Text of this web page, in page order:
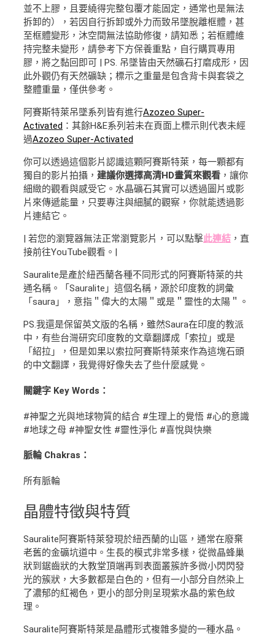
並不上膠，且要繞得完整包覆才能固定，通常也是無法
拆卸的），若因自行拆卸或外力而致吊墜脫離框體，甚
至框體變形，沐空間無法協助修復，請知悉；若框體維
持完整未變形，請參考下方保養重點，自行購買專用
膠，將之黏回即可 | PS. 吊墜皆由天然礦石打磨成形，因
此外觀仍有天然礦缺；標示之重量是包含背卡與套袋之
整體重量，僅供參考。
阿賽斯特萊吊墜系列皆有進行Azozeo Super-
Activated ：其餘H&E系列若未在頁面上標示則代表未經
過Azozeo Super-Activated
你可以透過這個影片認識這顆阿賽斯特萊，每一顆都有
獨自的影片拍攝， 建議你選擇高清HD畫質來觀看 ，讓你
細緻的觀看與感受它。水晶礦石其實可以透過圖片或影
片來傳遞能量，只要專注與細膩的觀察，你就能透過影
片連結它。
| 若您的瀏覽器無法正常瀏覽影片，可以點擊此連結 ，直
接前往YouTube觀看。|
Sauralite是產於紐西蘭各種不同形式的阿賽斯特萊的共
通名稱。「Sauralite」這個名稱，源於印度教的詞彙
「saura」，意指＂偉大的太陽＂或是＂靈性的太陽＂。
PS.我還是保留英文版的名稱，雖然Saura在印度的教派
中，有些台灣研究印度教的文章翻譯成「索拉」或是
「紹拉」，但是如果以索拉阿賽斯特萊來作為這塊石頭
的中文翻譯，我覺得好像失去了些什麼感覺。
關鍵字 Key Words：
#神聖之光與地球物質的結合 #生理上的覺悟 #心的意識
#地球之母 #神聖女性 #靈性淨化 #喜悅與快樂
脈輪 Chakras：
所有脈輪
晶體特徵與特質
Sauralite阿賽斯特萊發現於紐西蘭的山區，通常在廢棄
老舊的金礦坑道中。生長的模式非常多樣，從微晶蜂巢
狀到鋸齒狀的大教堂頂端再到表面叢簇許多微小閃閃發
光的簇狀，大多數都是白色的，但有一小部分自然染上
了濃郁的紅褐色，更小的部分則呈現紫水晶的紫色紋
理。
Sauralite阿賽斯特萊是晶體形式複雜多變的一種水晶。